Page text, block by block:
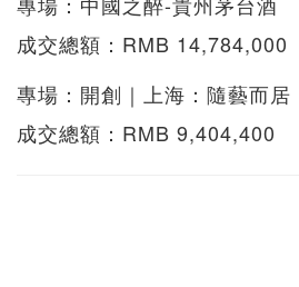
成交總額：RMB 14,784,000
專場：開創｜上海：隨藝而居
成交總額：RMB 9,404,400